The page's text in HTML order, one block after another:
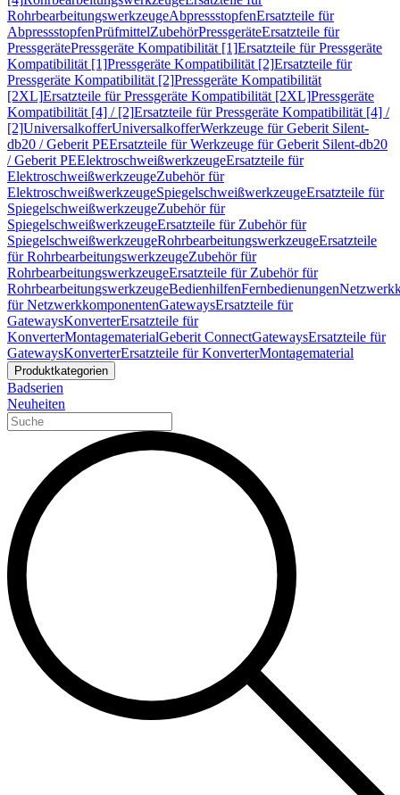
RohrbearbeitungswerkzeugeAbpressstopfenErsatzteile für
AbpressstopfenPrüfmittelZubehörPressgeräteErsatzteile für
PressgerätePressgeräte Kompatibilität [1]Ersatzteile für Pressgeräte
Kompatibilität [1]Pressgeräte Kompatibilität [2]Ersatzteile für
Pressgeräte Kompatibilität [2]Pressgeräte Kompatibilität
[2XL]Ersatzteile für Pressgeräte Kompatibilität [2XL]Pressgeräte
Kompatibilität [4] / [2]Ersatzteile für Pressgeräte Kompatibilität [4] /
[2]UniversalkofferUniversalkofferWerkzeuge für Geberit Silent-
db20 / Geberit PEErsatzteile für Werkzeuge für Geberit Silent-db20
/ Geberit PEElektroschweißwerkzeugeErsatzteile für
ElektroschweißwerkzeugeZubehör für
ElektroschweißwerkzeugeSpiegelschweißwerkzeugeErsatzteile für
SpiegelschweißwerkzeugeZubehör für
SpiegelschweißwerkzeugeErsatzteile für Zubehör für
SpiegelschweißwerkzeugeRohrbearbeitungswerkzeugeErsatzteile
für RohrbearbeitungswerkzeugeZubehör für
RohrbearbeitungswerkzeugeErsatzteile für Zubehör für
RohrbearbeitungswerkzeugeBedienhilfenFernbedienungen
für NetzwerkkomponentenGatewaysErsatzteile für
GatewaysKonverterErsatzteile für
KonverterMontagematerialGeberit ConnectGatewaysErsatzteile für
GatewaysKonverterErsatzteile für KonverterMontagematerial
Produktkategorien
Badserien
Neuheiten